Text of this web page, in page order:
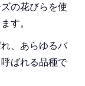
の花びらを使
す。
、あらゆるバ
ばれる品種で